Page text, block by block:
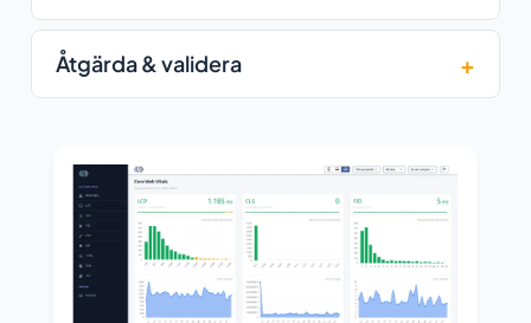
Åtgärda & validera